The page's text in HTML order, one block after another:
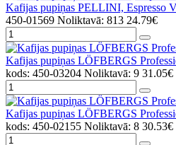
Kafijas pupiņas PELLINI, Espresso
450-01569 Noliktavā: 813 24.79€
Kafijas pupiņas LÖFBERGS
kods: 450-03204 Noliktavā: 9 31.05€
Kafijas pupiņas LÖFBERGS
kods: 450-02155 Noliktavā: 8 30.53€